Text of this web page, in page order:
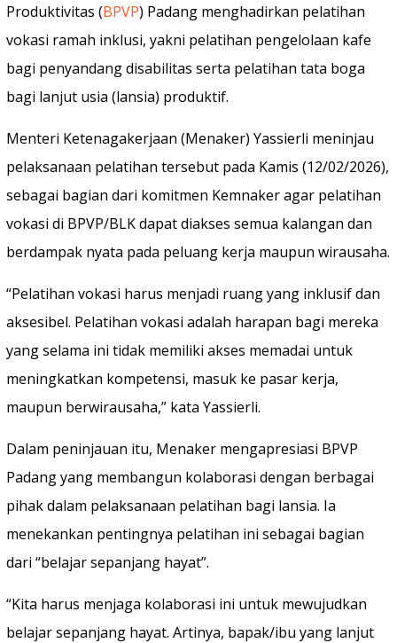
Produktivitas (BPVP) Padang menghadirkan pelatihan
vokasi ramah inklusi, yakni pelatihan pengelolaan kafe
bagi penyandang disabilitas serta pelatihan tata boga
bagi lanjut usia (lansia) produktif.
Menteri Ketenagakerjaan (Menaker) Yassierli meninjau
pelaksanaan pelatihan tersebut pada Kamis (12/02/2026),
sebagai bagian dari komitmen Kemnaker agar pelatihan
vokasi di BPVP/BLK dapat diakses semua kalangan dan
berdampak nyata pada peluang kerja maupun wirausaha.
“Pelatihan vokasi harus menjadi ruang yang inklusif dan
aksesibel. Pelatihan vokasi adalah harapan bagi mereka
yang selama ini tidak memiliki akses memadai untuk
meningkatkan kompetensi, masuk ke pasar kerja,
maupun berwirausaha,” kata Yassierli.
Dalam peninjauan itu, Menaker mengapresiasi BPVP
Padang yang membangun kolaborasi dengan berbagai
pihak dalam pelaksanaan pelatihan bagi lansia. Ia
menekankan pentingnya pelatihan ini sebagai bagian
dari “belajar sepanjang hayat”.
“Kita harus menjaga kolaborasi ini untuk mewujudkan
belajar sepanjang hayat. Artinya, bapak/ibu yang lanjut